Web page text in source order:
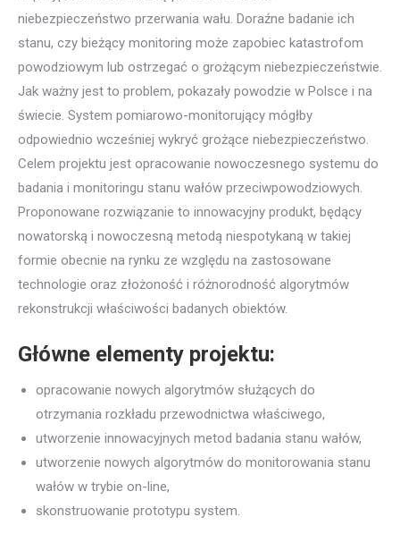
niebezpieczeństwo przerwania wału. Doraźne badanie ich
stanu, czy bieżący monitoring może zapobiec katastrofom
powodziowym lub ostrzegać o grożącym niebezpieczeństwie.
Jak ważny jest to problem, pokazały powodzie w Polsce i na
świecie. System pomiarowo-monitorujący mógłby
odpowiednio wcześniej wykryć grożące niebezpieczeństwo.
Celem projektu jest opracowanie nowoczesnego systemu do
badania i monitoringu stanu wałów przeciwpowodziowych.
Proponowane rozwiązanie to innowacyjny produkt, będący
nowatorską i nowoczesną metodą niespotykaną w takiej
formie obecnie na rynku ze względu na zastosowane
technologie oraz złożoność i różnorodność algorytmów
rekonstrukcji właściwości badanych obiektów.
Główne elementy projektu:
opracowanie nowych algorytmów służących do
otrzymania rozkładu przewodnictwa właściwego,
utworzenie innowacyjnych metod badania stanu wałów,
utworzenie nowych algorytmów do monitorowania stanu
wałów w trybie on-line,
skonstruowanie prototypu system.